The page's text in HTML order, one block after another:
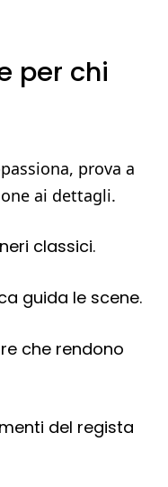
per chi
prova a
ai dettagli.
classici.
guida le scene.
che rendono
del regista